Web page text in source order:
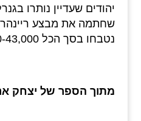
יהודים שעדיין נותרו
שחתמה את מבצע
נטבחו בסך הכל 39,000-43,000 יהודים.
מתוך הספר של יצחק